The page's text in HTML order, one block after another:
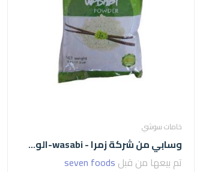
خامات سوشي
وسابي من شركة زمرا - wasabi-الوسابي
تم بيعها من قبل seven foods